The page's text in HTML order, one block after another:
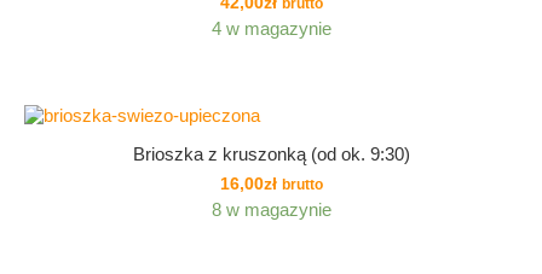
4 w magazynie
Brioszka z kruszonką (od ok. 9:30)
16,00zł brutto
8 w magazynie